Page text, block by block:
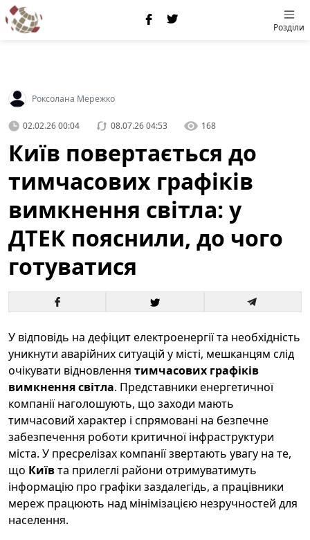
Розділи
Роксолана Мережко
02.02.26 00:04 08.07.26 04:53 168
Київ повертається до
тимчасових графіків
вимкнення світла: у
ДТЕК пояснили, до чого
готуватися
У відповідь на дефіцит електроенергії та необхідність
уникнути аварійних ситуацій у місті, мешканцям слід
очікувати відновлення тимчасових графіків
вимкнення світла. Представники енергетичної
компанії наголошують, що заходи мають
тимчасовий характер і спрямовані на безпечне
забезпечення роботи критичної інфраструктури
міста. У пресрелізах компанії звертають увагу на те,
що Київта прилеглі райони отримуватимуть
інформацію про графіки заздалегідь, а працівники
мереж працюють над мінімізацією незручностей для
населення.